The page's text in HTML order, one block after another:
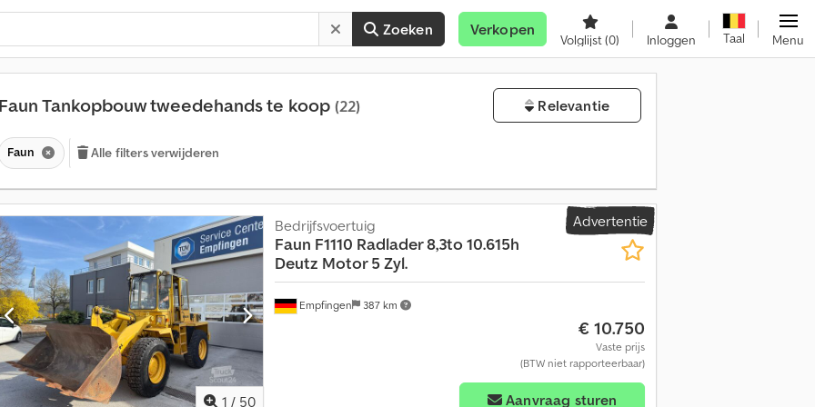
Zoeken Verkopen
Volglijst(0) Inloggen Taal Menu
Faun Tankopbouw tweedehands te koop (22) Relevantie
Faun Alle filters verwijderen
Advertentie
1 / 50
Empfingen 387 km
Bedrijfsvoertuig
Faun F1110 Radlader 8,3to 10.615h
Deutz Motor 5 Zyl.
€ 10.750
Vaste prijs
(BTW niet rapporteerbaar)
Aanvraag sturen